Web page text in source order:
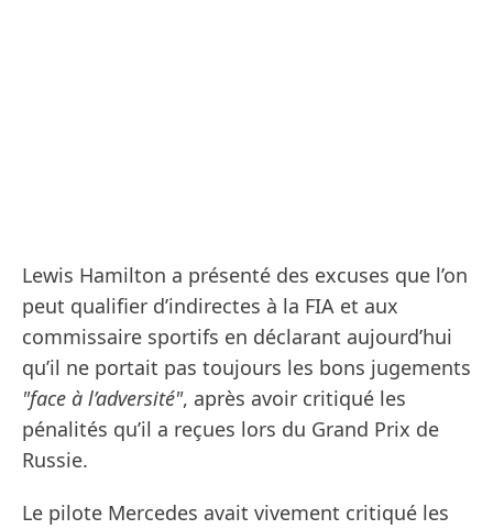
Lewis Hamilton a présenté des excuses que l’on
peut qualifier d’indirectes à la FIA et aux
commissaire sportifs en déclarant aujourd’hui
qu’il ne portait pas toujours les bons jugements
"face à l’adversité", après avoir critiqué les
pénalités qu’il a reçues lors du Grand Prix de
Russie.
Le pilote Mercedes avait vivement critiqué les